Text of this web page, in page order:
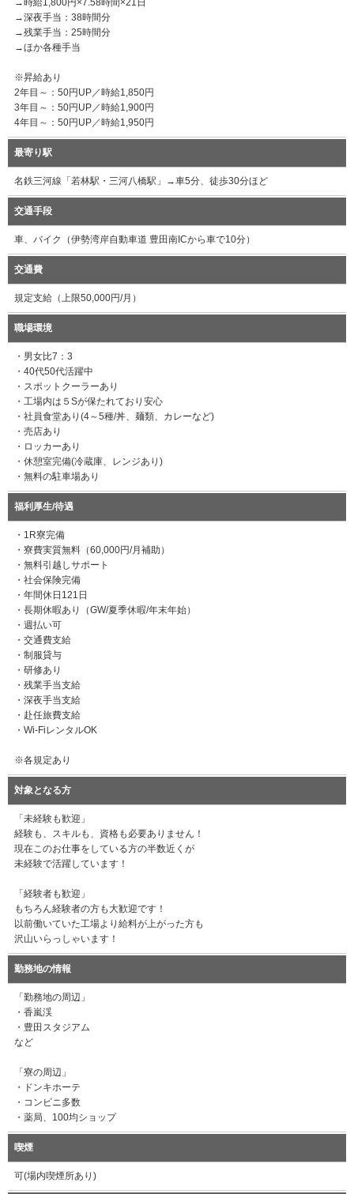
→時給1,800円×7.58時間×21日
→深夜手当：38時間分
→残業手当：25時間分
→ほか各種手当
※昇給あり
2年目～：50円UP／時給1,850円
3年目～：50円UP／時給1,900円
4年目～：50円UP／時給1,950円
最寄り駅
名鉄三河線「若林駅・三河八橋駅」→車5分、徒歩30分ほど
交通手段
車、バイク（伊勢湾岸自動車道 豊田南ICから車で10分）
交通費
規定支給（上限50,000円/月）
職場環境
・男女比7：3
・40代50代活躍中
・スポットクーラーあり
・工場内は５Sが保たれており安心
・社員食堂あり(4～5種/丼、麺類、カレーなど)
・売店あり
・ロッカーあり
・休憩室完備(冷蔵庫、レンジあり)
・無料の駐車場あり
福利厚生/待遇
・1R寮完備
・寮費実質無料（60,000円/月補助）
・無料引越しサポート
・社会保険完備
・年間休日121日
・長期休暇あり（GW/夏季休暇/年末年始）
・週払い可
・交通費支給
・制服貸与
・研修あり
・残業手当支給
・深夜手当支給
・赴任旅費支給
・Wi-FiレンタルOK
※各規定あり
対象となる方
「未経験も歓迎」
経験も、スキルも、資格も必要ありません！
現在このお仕事をしている方の半数近くが
未経験で活躍しています！
「経験者も歓迎」
もちろん経験者の方も大歓迎です！
以前働いていた工場より給料が上がった方も
沢山いらっしゃいます！
勤務地の情報
「勤務地の周辺」
・香嵐渓
・豊田スタジアム
など
「寮の周辺」
・ドンキホーテ
・コンビニ多数
・薬局、100均ショップ
喫煙
可(場内喫煙所あり)